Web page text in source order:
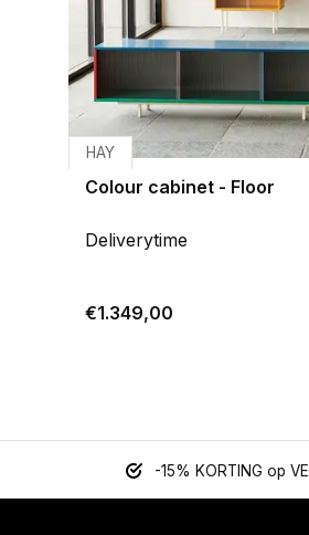
HAY
Colour cabinet - Floor
Deliverytime
€1.349,00
-15% KORTING op